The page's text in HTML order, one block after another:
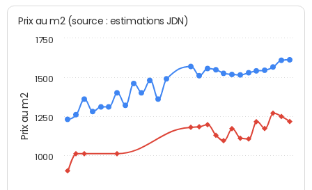
Prix au m2
Prix au m2 (source : estimations JDN)
1000
1250
1500
1750